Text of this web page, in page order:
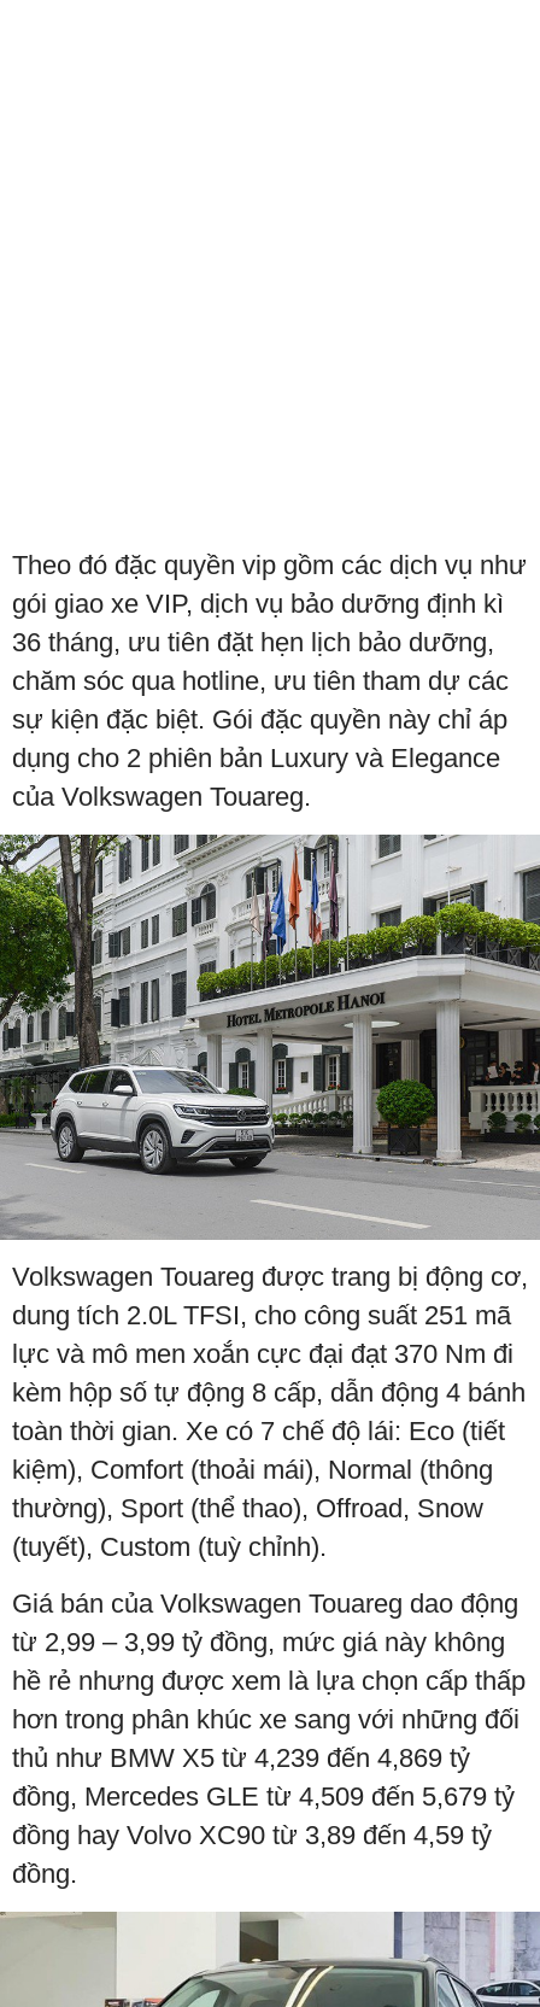
Theo đó đặc quyền vip gồm các dịch vụ như
gói giao xe VIP, dịch vụ bảo dưỡng định kì
36 tháng, ưu tiên đặt hẹn lịch bảo dưỡng,
chăm sóc qua hotline, ưu tiên tham dự các
sự kiện đặc biệt. Gói đặc quyền này chỉ áp
dụng cho 2 phiên bản Luxury và Elegance
của Volkswagen Touareg.
Volkswagen Touareg được trang bị động cơ,
dung tích 2.0L TFSI, cho công suất 251 mã
lực và mô men xoắn cực đại đạt 370 Nm đi
kèm hộp số tự động 8 cấp, dẫn động 4 bánh
toàn thời gian. Xe có 7 chế độ lái: Eco (tiết
kiệm), Comfort (thoải mái), Normal (thông
thường), Sport (thể thao), Offroad, Snow
(tuyết), Custom (tuỳ chỉnh).
Giá bán của Volkswagen Touareg dao động
từ 2,99 – 3,99 tỷ đồng, mức giá này không
hề rẻ nhưng được xem là lựa chọn cấp thấp
hơn trong phân khúc xe sang với những đối
thủ như BMW X5 từ 4,239 đến 4,869 tỷ
đồng, Mercedes GLE từ 4,509 đến 5,679 tỷ
đồng hay Volvo XC90 từ 3,89 đến 4,59 tỷ
đồng.